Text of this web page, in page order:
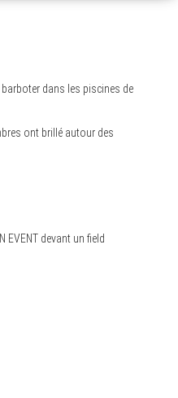
barboter dans les piscines de
ont brillé autour des
EVENT devant un field